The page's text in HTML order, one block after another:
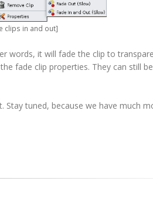
clips in and out]
words, it will fade the clip to
fade clip properties. They can still
tuned, because we have much